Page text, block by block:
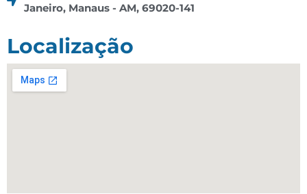
Janeiro, Manaus - AM, 69020-141
Localização